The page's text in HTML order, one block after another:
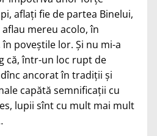
aflaţi fie de partea Binelui,
aflau mereu acolo, în
poveştile lor. Şi nu mi-a
că, într-un loc rupt de
ancorat în tradiţii şi
capătă semnificaţii cu
lupii sînt cu mult mai mult